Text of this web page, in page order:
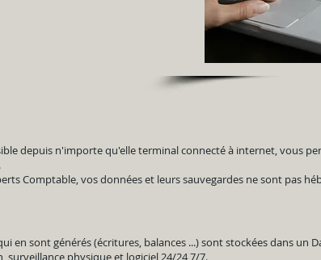
depuis n'importe qu'elle terminal connecté à internet, vous
Comptable, vos données et leurs sauvegardes ne sont pas
en sont générés (écritures, balances ...) sont stockées dans un
physique et logiciel 24/24 7/7.